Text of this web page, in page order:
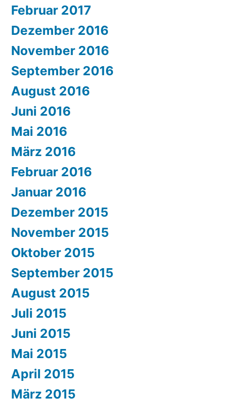
Februar 2017
Dezember 2016
November 2016
September 2016
August 2016
Juni 2016
Mai 2016
März 2016
Februar 2016
Januar 2016
Dezember 2015
November 2015
Oktober 2015
September 2015
August 2015
Juli 2015
Juni 2015
Mai 2015
April 2015
März 2015